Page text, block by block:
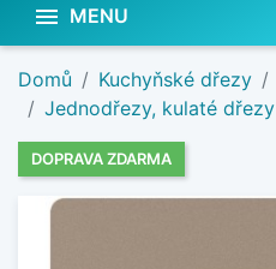
 MENU
Domů Kuchyňské dřezy
Jednodřezy, kulaté dřezy
DOPRAVA ZDARMA